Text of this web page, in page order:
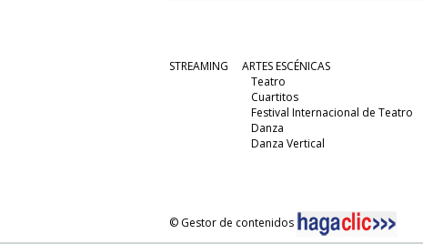
STREAMING
ARTES ESCÉNICAS
Teatro
Cuartitos
Festival Internacional de Teatro
Danza
Danza Vertical
© Gestor de contenidos